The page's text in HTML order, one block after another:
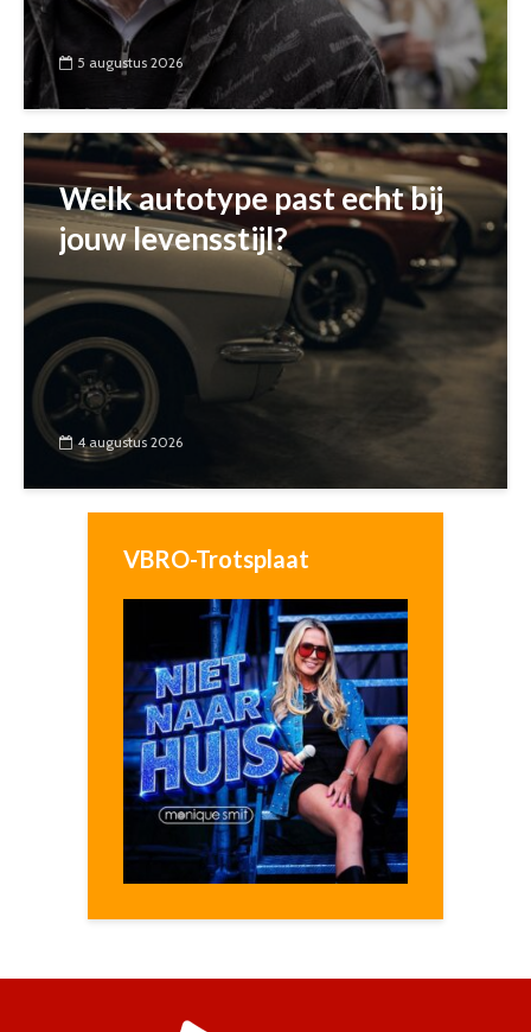
5 augustus 2026
Welk autotype past echt bij
jouw levensstijl?
4 augustus 2026
VBRO-Trotsplaat